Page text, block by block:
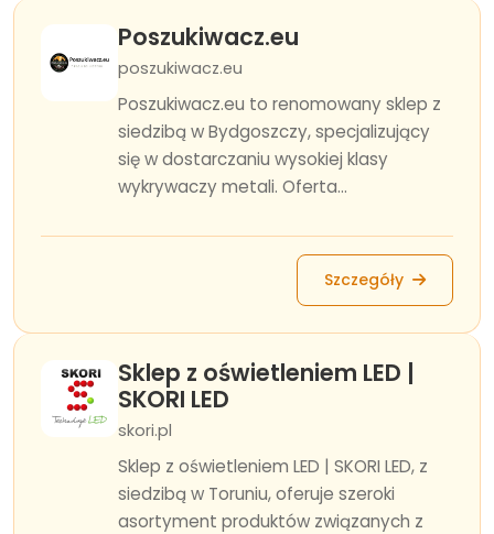
Poszukiwacz.eu
poszukiwacz.eu
Poszukiwacz.eu to renomowany sklep z
siedzibą w Bydgoszczy, specjalizujący
się w dostarczaniu wysokiej klasy
wykrywaczy metali. Oferta...
Szczegóły
Sklep z oświetleniem LED |
SKORI LED
skori.pl
Sklep z oświetleniem LED | SKORI LED, z
siedzibą w Toruniu, oferuje szeroki
asortyment produktów związanych z